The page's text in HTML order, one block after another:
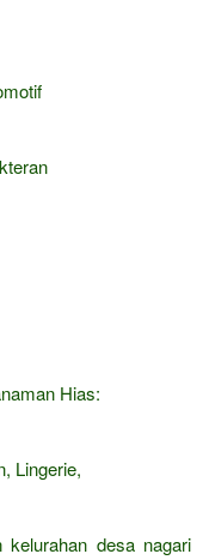
Hias:
Lingerie,
desa nagari